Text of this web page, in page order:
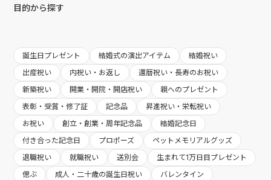
目的から探す
誕生日プレゼント 結婚式の演出アイテム
結婚祝い
出産祝い
内祝い・お返し
還暦祝い・長寿のお祝い
新築祝い
開業・開院・開店祝い
親へのプレゼント
表彰・受賞・修了証
記念品
昇進祝い・栄転祝い
お祝い
創立・創業・周年記念品
結婚記念日
付き合った記念日
プロポーズ
ペットメモリアルグッズ
退職祝い
就職祝い 送別会
生まれて1万日目プレゼント
偲ぶ
成人・二十歳の誕生日祝い
バレンタイン